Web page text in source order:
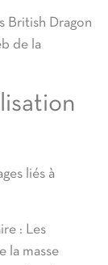
British Dragon
de la
liés à
: Les
la masse